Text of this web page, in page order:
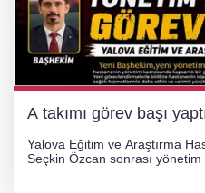
A takımı görev başı
Yalova Eğitim ve Araştırma
Seçkin Özcan sonrası